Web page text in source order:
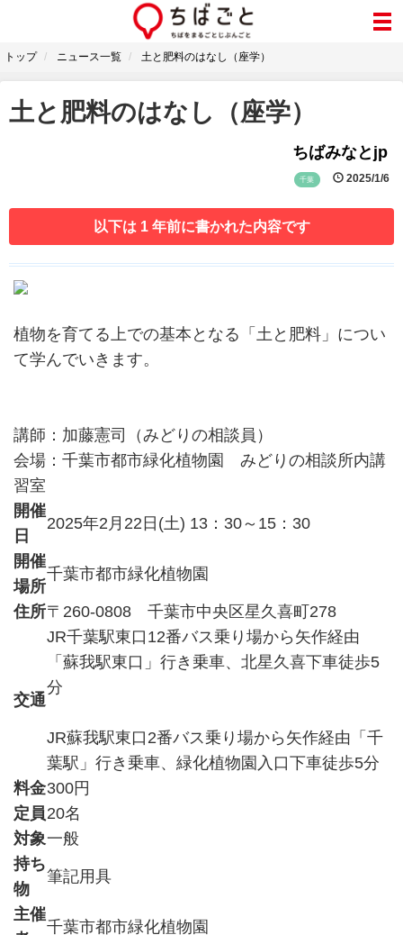
トップ ニュース一覧 土と肥料のはなし（座学）
土と肥料のはなし（座学）
ちばみなとjp
千葉 2025/1/6
以下は 1 年前に書かれた内容です
植物を育てる上での基本となる「土と肥料」につい
て学んでいきます。
講師：加藤憲司（みどりの相談員）
会場：千葉市都市緑化植物園 みどりの相談所内講
習室
開催
日
2025年2月22日(土) 13：30～15：30
開催
場所
千葉市都市緑化植物園
住所〒260-0808 千葉市中央区星久喜町278
交通
JR千葉駅東口12番バス乗り場から矢作経由
「蘇我駅東口」行き乗車、北星久喜下車徒歩5
分
JR蘇我駅東口2番バス乗り場から矢作経由「千
葉駅」行き乗車、緑化植物園入口下車徒歩5分
料金300円
定員20名
対象一般
持ち
物
筆記用具
主催
千葉市都市緑化植物園